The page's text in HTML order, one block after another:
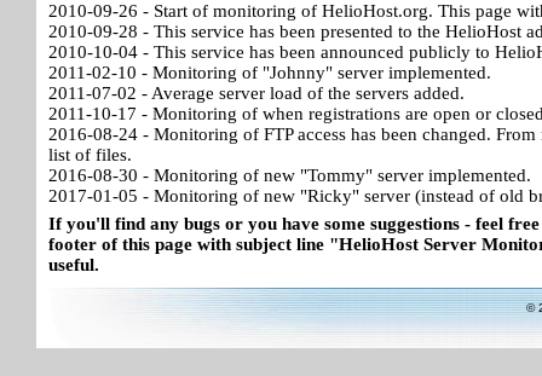
2010-09-26 - Start of monitoring of HelioHost.org. This page
2010-09-28 - This service has been presented to the HelioHost
2010-10-04 - This service has been announced publicly to
2011-02-10 - Monitoring of "Johnny" server implemented.
2011-07-02 - Average server load of the servers added.
2011-10-17 - Monitoring of when registrations are open or
2016-08-24 - Monitoring of FTP access has been changed.
list of files.
2016-08-30 - Monitoring of new "Tommy" server implemented.
2017-01-05 - Monitoring of new "Ricky" server (instead of old
If you'll find any bugs or you have some suggestions - feel
footer of this page with subject line "HelioHost Server
useful.
©